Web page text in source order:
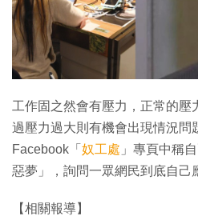
工作固之然會有壓力，正常的壓
過壓力過大則有機會出現情況問
Facebook「 奴工處 」專頁中稱
惡夢」，詢問一眾網民到底自己
【相關報導】